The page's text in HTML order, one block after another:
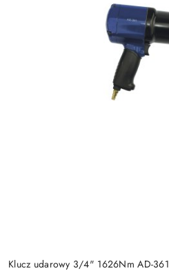
Klucz udarowy 3/4" 1626Nm AD-361